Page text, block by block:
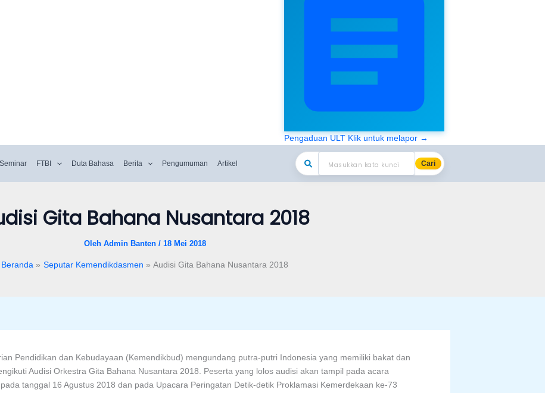
Pengaduan ULT Klik untuk melapor →
Seminar FTBI Duta Bahasa Berita Pengumuman Artikel Cari
Gita Bahana Nusantara 2018
Oleh Admin Banten / 18 Mei 2018
Beranda Seputar Kemendikdasmen Audisi Gita Bahana Nusantara 2018
Pendidikan dan Kebudayaan (Kemendikbud) mengundang putra-putri Indonesia yang memiliki bakat dan
Audisi Orkestra Gita Bahana Nusantara 2018. Peserta yang lolos audisi akan tampil pada acara
tanggal 16 Agustus 2018 dan pada Upacara Peringatan Detik-detik Proklamasi Kemerdekaan ke-73